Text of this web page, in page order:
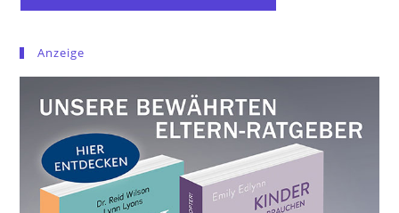
Anzeige